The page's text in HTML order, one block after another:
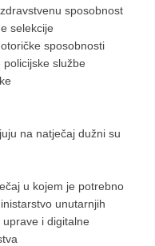
sposobnost
selekcije
sposobnosti
službe
na natječaj dužni su
u kojem je potrebno
unutarnjih
i digitalne